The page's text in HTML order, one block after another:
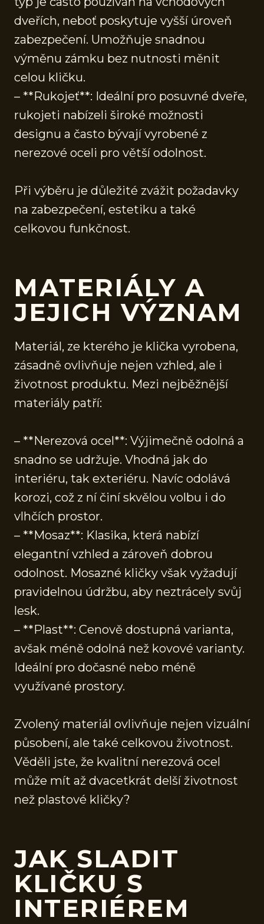
dveřích, neboť poskytuje vyšší úroveň
zabezpečení. Umožňuje snadnou
výměnu zámku bez nutnosti měnit
celou kličku.
– **Rukojeť**: Ideální pro posuvné dveře,
rukojeti nabízeli široké možnosti
designu a často bývají vyrobené z
nerezové oceli pro větší odolnost.
Při výběru je důležité zvážit požadavky
na zabezpečení, estetiku a také
celkovou funkčnost.
MATERIÁLY A
JEJICH VÝZNAM
Materiál, ze kterého je klička vyrobena,
zásadně ovlivňuje nejen vzhled, ale i
životnost produktu. Mezi nejběžnější
materiály patří:
– **Nerezová ocel**: Výjimečně odolná a
snadno se udržuje. Vhodná jak do
interiéru, tak exteriéru. Navíc odolává
korozi, což z ní činí skvělou volbu i do
vlhčích prostor.
– **Mosaz**: Klasika, která nabízí
elegantní vzhled a zároveň dobrou
odolnost. Mosazné kličky však vyžadují
pravidelnou údržbu, aby neztrácely svůj
lesk.
– **Plast**: Cenově dostupná varianta,
avšak méně odolná než kovové varianty.
Ideální pro dočasné nebo méně
využívané prostory.
Zvolený materiál ovlivňuje nejen vizuální
působení, ale také celkovou životnost.
Věděli jste, že kvalitní nerezová ocel
může mít až dvacetkrát delší životnost
než plastové kličky?
JAK SLADIT
KLIČKU S
INTERIÉREM